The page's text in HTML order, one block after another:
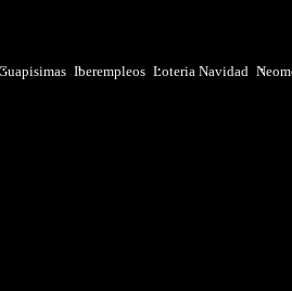
Iberempleos Loteria Navidad